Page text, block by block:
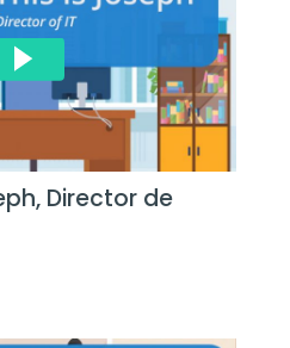
Director de